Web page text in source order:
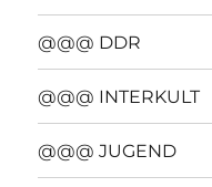
@@@ DDR
@@@ INTERKULT
@@@ JUGEND